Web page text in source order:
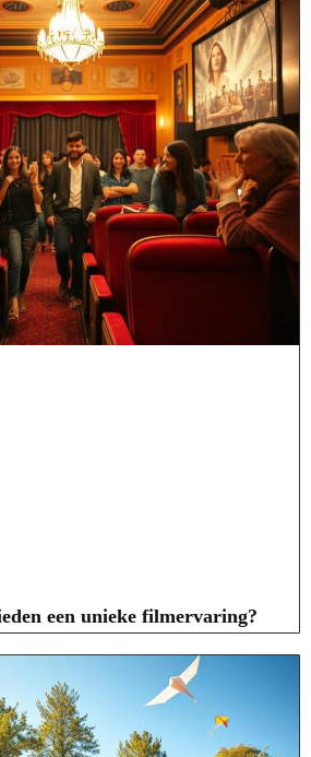
een unieke filmervaring?